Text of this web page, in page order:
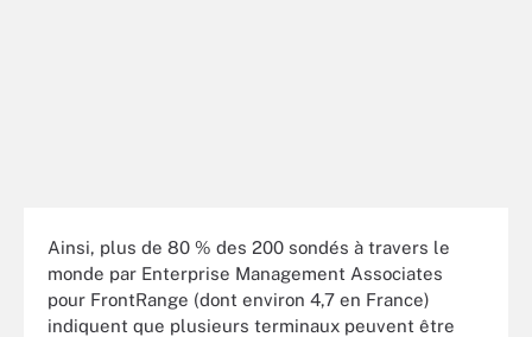
Ainsi, plus de 80 % des 200 sondés à travers le
monde par Enterprise Management Associates
pour FrontRange (dont environ 4,7 en France)
indiquent que plusieurs terminaux peuvent être